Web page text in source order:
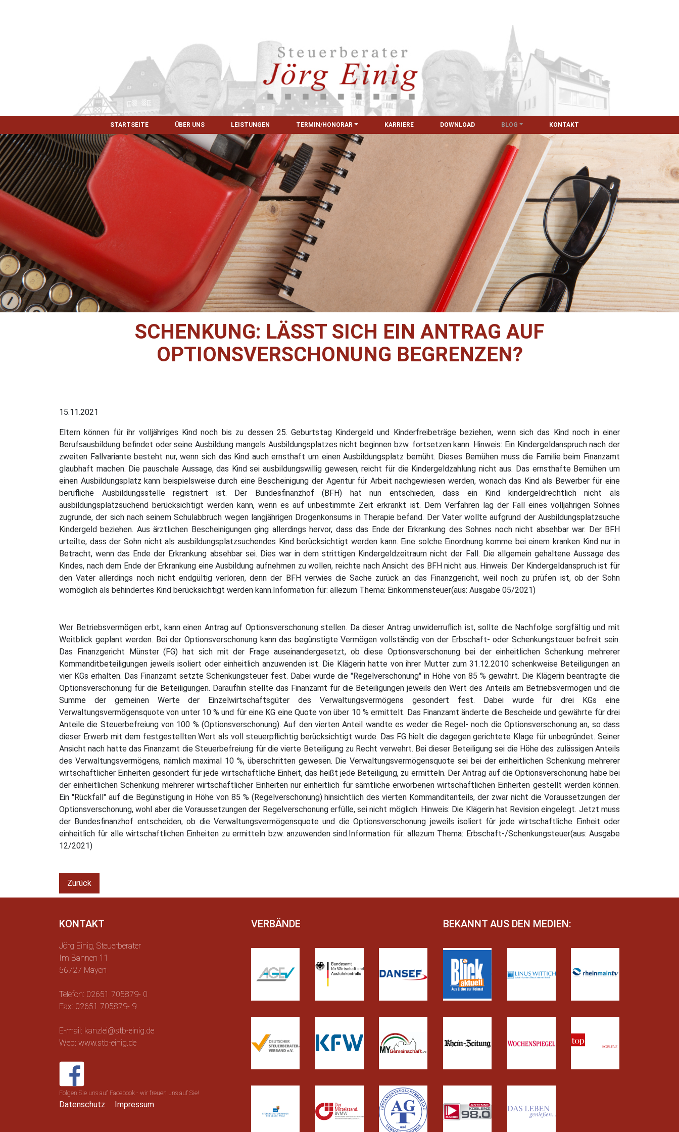
STARTSEITE ÜBER UNS LEISTUNGEN TERMIN/HONORAR KARRIERE DOWNLOAD BLOG KONTAKT
SCHENKUNG: LÄSST SICH EIN ANTRAG AUF
OPTIONSVERSCHONUNG BEGRENZEN?
15.11.2021
Eltern können für ihr volljähriges Kind noch bis zu dessen 25. Geburtstag Kindergeld und Kinderfreibeträge beziehen, wenn sich das Kind noch in einer
Berufsausbildung befindet oder seine Ausbildung mangels Ausbildungsplatzes nicht beginnen bzw. fortsetzen kann. Hinweis: Ein Kindergeldanspruch nach der
zweiten Fallvariante besteht nur, wenn sich das Kind auch ernsthaft um einen Ausbildungsplatz bemüht. Dieses Bemühen muss die Familie beim Finanzamt
glaubhaft machen. Die pauschale Aussage, das Kind sei ausbildungswillig gewesen, reicht für die Kindergeldzahlung nicht aus. Das ernsthafte Bemühen um
einen Ausbildungsplatz kann beispielsweise durch eine Bescheinigung der Agentur für Arbeit nachgewiesen werden, wonach das Kind als Bewerber für eine
berufliche Ausbildungsstelle registriert ist. Der Bundesfinanzhof (BFH) hat nun entschieden, dass ein Kind kindergeldrechtlich nicht als
ausbildungsplatzsuchend berücksichtigt werden kann, wenn es auf unbestimmte Zeit erkrankt ist. Dem Verfahren lag der Fall eines volljährigen Sohnes
zugrunde, der sich nach seinem Schulabbruch wegen langjährigen Drogenkonsums in Therapie befand. Der Vater wollte aufgrund der Ausbildungsplatzsuche
Kindergeld beziehen. Aus ärztlichen Bescheinigungen ging allerdings hervor, dass das Ende der Erkrankung des Sohnes noch nicht absehbar war. Der BFH
urteilte, dass der Sohn nicht als ausbildungsplatzsuchendes Kind berücksichtigt werden kann. Eine solche Einordnung komme bei einem kranken Kind nur in
Betracht, wenn das Ende der Erkrankung absehbar sei. Dies war in dem strittigen Kindergeldzeitraum nicht der Fall. Die allgemein gehaltene Aussage des
Kindes, nach dem Ende der Erkrankung eine Ausbildung aufnehmen zu wollen, reichte nach Ansicht des BFH nicht aus. Hinweis: Der Kindergeldanspruch ist für
den Vater allerdings noch nicht endgültig verloren, denn der BFH verwies die Sache zurück an das Finanzgericht, weil noch zu prüfen ist, ob der Sohn
womöglich als behindertes Kind berücksichtigt werden kann.Information für: allezum Thema: Einkommensteuer(aus: Ausgabe 05/2021)
Wer Betriebsvermögen erbt, kann einen Antrag auf Optionsverschonung stellen. Da dieser Antrag unwiderruflich ist, sollte die Nachfolge sorgfältig und mit
Weitblick geplant werden. Bei der Optionsverschonung kann das begünstigte Vermögen vollständig von der Erbschaft- oder Schenkungsteuer befreit sein.
Das Finanzgericht Münster (FG) hat sich mit der Frage auseinandergesetzt, ob diese Optionsverschonung bei der einheitlichen Schenkung mehrerer
Kommanditbeteiligungen jeweils isoliert oder einheitlich anzuwenden ist. Die Klägerin hatte von ihrer Mutter zum 31.12.2010 schenkweise Beteiligungen an
vier KGs erhalten. Das Finanzamt setzte Schenkungsteuer fest. Dabei wurde die "Regelverschonung" in Höhe von 85 % gewährt. Die Klägerin beantragte die
Optionsverschonung für die Beteiligungen. Daraufhin stellte das Finanzamt für die Beteiligungen jeweils den Wert des Anteils am Betriebsvermögen und die
Summe der gemeinen Werte der Einzelwirtschaftsgüter des Verwaltungsvermögens gesondert fest. Dabei wurde für drei KGs eine
Verwaltungsvermögensquote von unter 10 % und für eine KG eine Quote von über 10 % ermittelt. Das Finanzamt änderte die Bescheide und gewährte für drei
Anteile die Steuerbefreiung von 100 % (Optionsverschonung). Auf den vierten Anteil wandte es weder die Regel- noch die Optionsverschonung an, so dass
dieser Erwerb mit dem festgestellten Wert als voll steuerpflichtig berücksichtigt wurde. Das FG hielt die dagegen gerichtete Klage für unbegründet. Seiner
Ansicht nach hatte das Finanzamt die Steuerbefreiung für die vierte Beteiligung zu Recht verwehrt. Bei dieser Beteiligung sei die Höhe des zulässigen Anteils
des Verwaltungsvermögens, nämlich maximal 10 %, überschritten gewesen. Die Verwaltungsvermögensquote sei bei der einheitlichen Schenkung mehrerer
wirtschaftlicher Einheiten gesondert für jede wirtschaftliche Einheit, das heißt jede Beteiligung, zu ermitteln. Der Antrag auf die Optionsverschonung habe bei
der einheitlichen Schenkung mehrerer wirtschaftlicher Einheiten nur einheitlich für sämtliche erworbenen wirtschaftlichen Einheiten gestellt werden können.
Ein "Rückfall" auf die Begünstigung in Höhe von 85 % (Regelverschonung) hinsichtlich des vierten Kommanditanteils, der zwar nicht die Voraussetzungen der
Optionsverschonung, wohl aber die Voraussetzungen der Regelverschonung erfülle, sei nicht möglich. Hinweis: Die Klägerin hat Revision eingelegt. Jetzt muss
der Bundesfinanzhof entscheiden, ob die Verwaltungsvermögensquote und die Optionsverschonung jeweils isoliert für jede wirtschaftliche Einheit oder
einheitlich für alle wirtschaftlichen Einheiten zu ermitteln bzw. anzuwenden sind.Information für: allezum Thema: Erbschaft-/Schenkungsteuer(aus: Ausgabe
12/2021)
Zurück
KONTAKT
Jörg Einig, Steuerberater
Im Bannen 11
56727 Mayen
Telefon: 02651 705879- 0
Fax: 02651 705879- 9
E-mail: kanzlei@stb-einig.de
Web: www.stb-einig.de
Folgen Sie uns auf Facebook - wir freuen uns auf Sie!
Datenschutz Impressum
VERBÄNDE BEKANNT AUS DEN MEDIEN: